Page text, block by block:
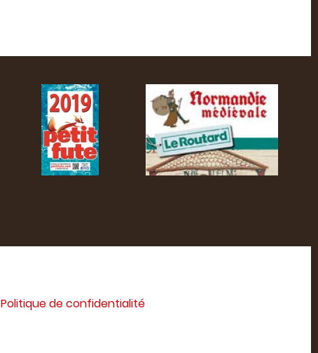
Politique de confidentialité